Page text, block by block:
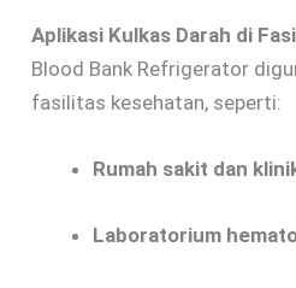
Aplikasi Kulkas Darah di
Blood Bank Refrigerator
fasilitas kesehatan, seperti:
Rumah sakit dan
Laboratorium